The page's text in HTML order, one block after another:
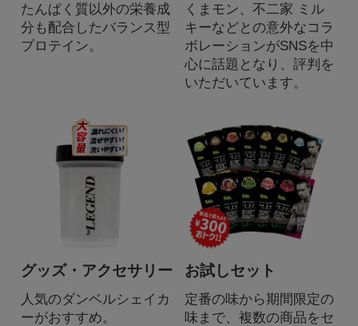
たんぱく質以外の栄養成
分も配合したバランス型
プロテイン。
くまモン、不二家 ミル
キーなどとの意外なコラ
ボレーションがSNSを中
心に話題となり、評判を
いただいています。
グッズ・アクセサリー
人気のダンベルシェイカ
ーがおすすめ。
お試しセット
定番の味から期間限定の
味まで、複数の商品をセ